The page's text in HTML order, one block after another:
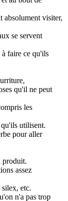
absolument visiter,
se servent
faire ce qu'ils
qu'il ne peut
les
utilisent.
pour aller
produit.
assez
etc.
n'a pas trop